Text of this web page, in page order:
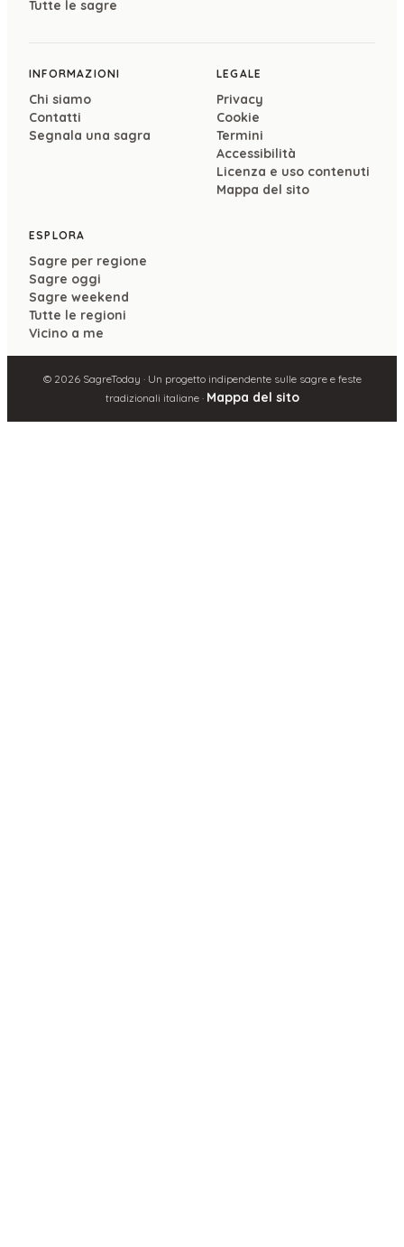
Tutte le sagre
INFORMAZIONI
Chi siamo
Contatti
Segnala una sagra
LEGALE
Privacy
Cookie
Termini
Accessibilità
Licenza e uso contenuti
Mappa del sito
ESPLORA
Sagre per regione
Sagre oggi
Sagre weekend
Tutte le regioni
Vicino a me
© 2026SagreToday · Un progetto indipendente sulle sagre e feste
tradizionali italiane · Mappa del sito